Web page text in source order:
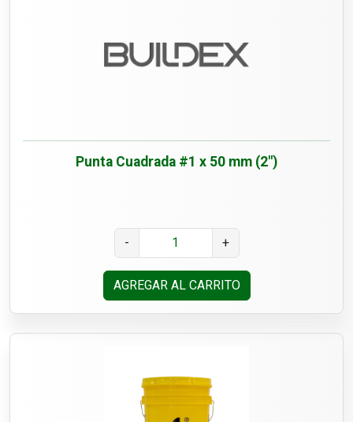
Punta Cuadrada #1 x 50 mm (2")
- +
AGREGAR AL CARRITO